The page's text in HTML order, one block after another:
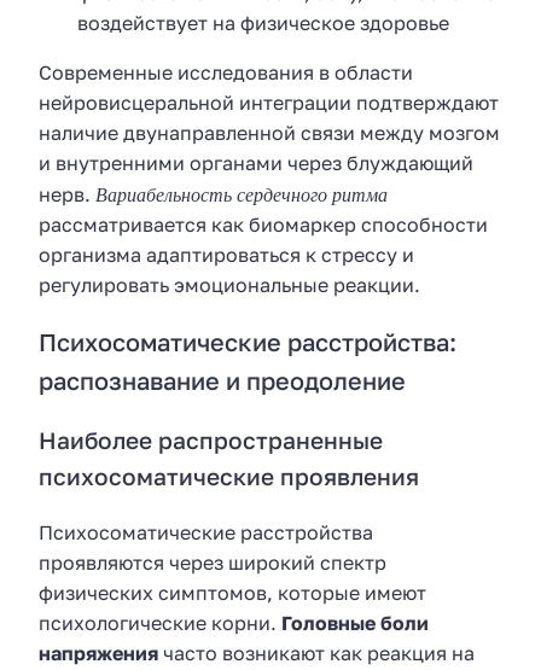
воздействует на физическое здоровье
Современные исследования в области
нейровисцеральной интеграции подтверждают
наличие двунаправленной связи между мозгом
и внутренними органами через блуждающий
нерв. Вариабельность сердечного ритма
рассматривается как биомаркер способности
организма адаптироваться к стрессу и
регулировать эмоциональные реакции.
Психосоматические расстройства:
распознавание и преодоление
Наиболее распространенные
психосоматические проявления
Психосоматические расстройства
проявляются через широкий спектр
физических симптомов, которые имеют
психологические корни. Головные боли
напряжения часто возникают как реакция на